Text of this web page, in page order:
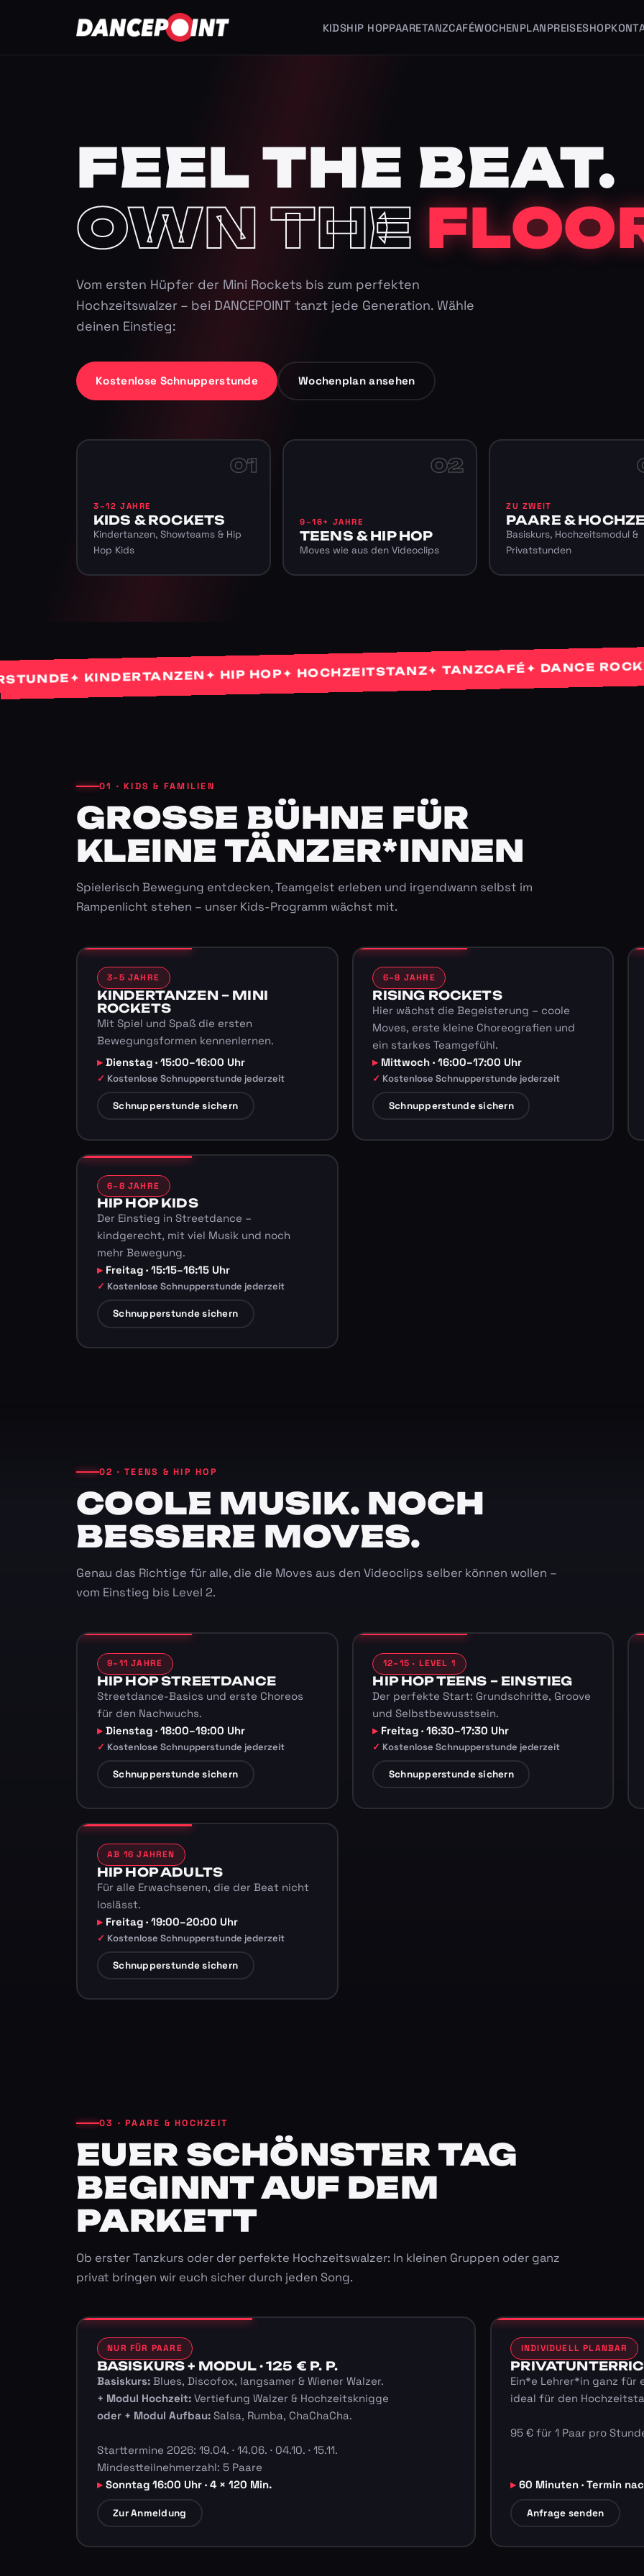
KIDSHIP HOPPAARETANZCAFÉWOCHENPLANPREISESHOP
FEEL THE BEAT.
OWN THE
Vom ersten Hüpfer der Mini Rockets bis zum perfekten
Hochzeitswalzer – bei DANCEPOINT tanzt jede Generation. Wähle
deinen Einstieg:
Kostenlose Schnupperstunde Wochenplan ansehen
01
3–12 JAHRE
KIDS & ROCKETS
Kindertanzen, Showteams & Hip
Hop Kids
02
9–16+ JAHRE
TEENS & HIP HOP
Moves wie aus den Videoclips
ZU ZWEIT
PAARE &
Basiskurs, Hochzeitsmodul &
Privatstunden
✦ KINDERTANZEN✦ HIP HOP✦ HOCHZEITSTANZ✦ TANZCAFÉ✦ DANCE ROCKETS✦
01 · KIDS & FAMILIEN
GROSSE BÜHNE FÜR K
LEINE TÄNZER*INNEN
Spielerisch Bewegung entdecken, Teamgeist erleben und irgendwann selbst im
Rampenlicht stehen – unser Kids-Programm wächst mit.
3–5 JAHRE
KINDERTANZEN – MINI
ROCKETS
Mit Spiel und Spaß die ersten
Bewegungsformen kennenlernen.
Dienstag · 15:00–16:00 Uhr
Kostenlose Schnupperstunde jederzeit
Schnupperstunde sichern
6–8 JAHRE
RISING ROCKETS
Hier wächst die Begeisterung – coole
Moves, erste kleine Choreografien und
ein starkes Teamgefühl.
Mittwoch · 16:00–17:00 Uhr
Kostenlose Schnupperstunde jederzeit
Schnupperstunde sichern
6–8 JAHRE
HIP HOP KIDS
Der Einstieg in Streetdance –
kindgerecht, mit viel Musik und noch
mehr Bewegung.
Freitag · 15:15–16:15 Uhr
Kostenlose Schnupperstunde jederzeit
Schnupperstunde sichern
02 · TEENS & HIP HOP
COOLE MUSIK. NOCH
BESSERE MOVES.
Genau das Richtige für alle, die die Moves aus den Videoclips selber können wollen –
vom Einstieg bis Level 2.
9–11 JAHRE
HIP HOP STREETDANCE
Streetdance-Basics und erste Choreos
für den Nachwuchs.
Dienstag · 18:00–19:00 Uhr
Kostenlose Schnupperstunde jederzeit
Schnupperstunde sichern
12–15 · LEVEL 1
HIP HOP TEENS – EINSTIEG
Der perfekte Start: Grundschritte, Groove
und Selbstbewusstsein.
Freitag · 16:30–17:30 Uhr
Kostenlose Schnupperstunde jederzeit
Schnupperstunde sichern
AB 16 JAHREN
HIP HOP ADULTS
Für alle Erwachsenen, die der Beat nicht
loslässt.
Freitag · 19:00–20:00 Uhr
Kostenlose Schnupperstunde jederzeit
Schnupperstunde sichern
03 · PAARE & HOCHZEIT
EUER SCHÖNSTER TAG
BEGINNT AUF DEM
PARKETT
Ob erster Tanzkurs oder der perfekte Hochzeitswalzer: In kleinen Gruppen oder ganz
privat bringen wir euch sicher durch jeden Song.
NUR FÜR PAARE
BASISKURS + MODUL · 125 € P. P.
Basiskurs:Blues, Discofox, langsamer & Wiener Walzer.
+ Modul Hochzeit:Vertiefung Walzer & Hochzeitsknigge
oder + Modul Aufbau:Salsa, Rumba, ChaChaCha.
Starttermine 2026: 19.04. · 14.06. · 04.10. · 15.11.
Mindestteilnehmerzahl: 5 Paare
Sonntag 16:00 Uhr · 4 × 120 Min.
Zur Anmeldung
INDIVIDUELL PLANBAR
Ein*e Lehrer*in ganz für
ideal für den
95 € für 1 Paar pro
60 Minuten · Termin
Anfrage senden